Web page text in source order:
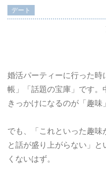
デート
婚活パーティーに行った時
帳」「話題の宝庫」です
きっかけになるのが「趣味
でも、「これといった趣
と話が盛り上がらない」
くないはず。